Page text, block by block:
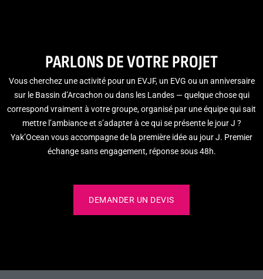
PARLONS DE VOTRE PROJET
Vous cherchez une activité pour un EVJF, un EVG ou un anniversaire
sur le Bassin d’Arcachon ou dans les Landes — quelque chose qui
correspond vraiment à votre groupe, organisé par une équipe qui sait
mettre l’ambiance et s’adapter à ce qui se présente le jour J ?
Yak’Ocean vous accompagne de la première idée au jour J. Premier
échange sans engagement, réponse sous 48h.
DEMANDER UN DEVIS